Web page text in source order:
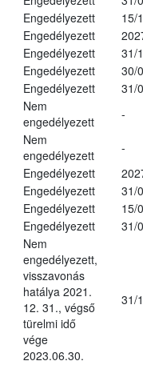
Engedélyezett
15/
Engedélyezett
Engedélyezett
31/
Engedélyezett
30/
Engedélyezett
31/
Nem
engedélyezett
-
Nem
engedélyezett
-
Engedélyezett
Engedélyezett
31/
Engedélyezett
15/
Engedélyezett 31/
Nem
engedélyezett,
visszavonás
hatálya 2021.
12. 31., végső
türelmi idő
vége
2023.06.30.
31/